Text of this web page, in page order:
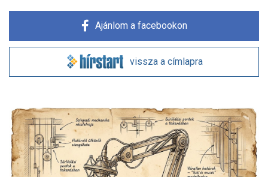
Ajánlom a facebookon
vissza a címlapra